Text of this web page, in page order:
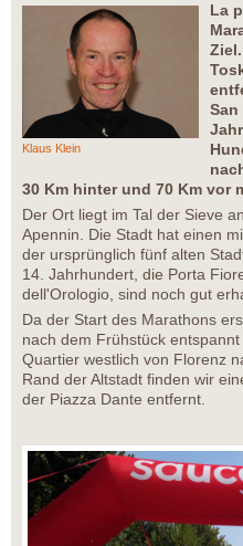
Klaus Klein
La
30 Km hinter und 70 Km vor
Der Ort liegt im Tal der Sieve
Apennin. Die Stadt hat einen
der ursprünglich fünf alten
14. Jahrhundert, die Porta
dell'Orologio, sind noch gut
Da der Start des Marathons
nach dem Frühstück
Quartier westlich von Florenz
Rand der Altstadt finden wir
der Piazza Dante entfernt.